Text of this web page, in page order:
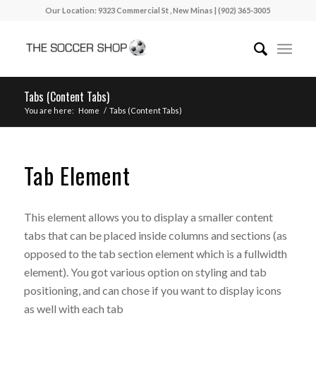
Our Location: 9323 Commercial St , New Minas | (902) 365-3005
Tabs (Content Tabs)
You are here: Home / Tabs (Content Tabs)
Tab Element
This element allows you to display a smaller content
tabs that can be placed inside columns and sections (as
opposed to the tab section element which is a fullwidth
element). You got various option on styling and tab
positioning, and can chose if you want to display icons
as well with each tab